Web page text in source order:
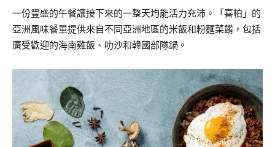
一份豐盛的午餐讓接下來的一整天均能活力充沛。「喜柏」的
亞洲風味餐單提供來自不同亞洲地區的米飯和粉麵菜餚，包括
廣受歡迎的海南雞飯、叻沙和韓國部隊鍋。